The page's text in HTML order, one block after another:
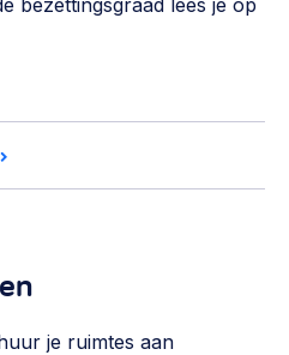
bezettingsgraad lees je op
je ruimtes aan